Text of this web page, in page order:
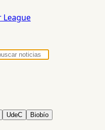
League
UdeC Biobío